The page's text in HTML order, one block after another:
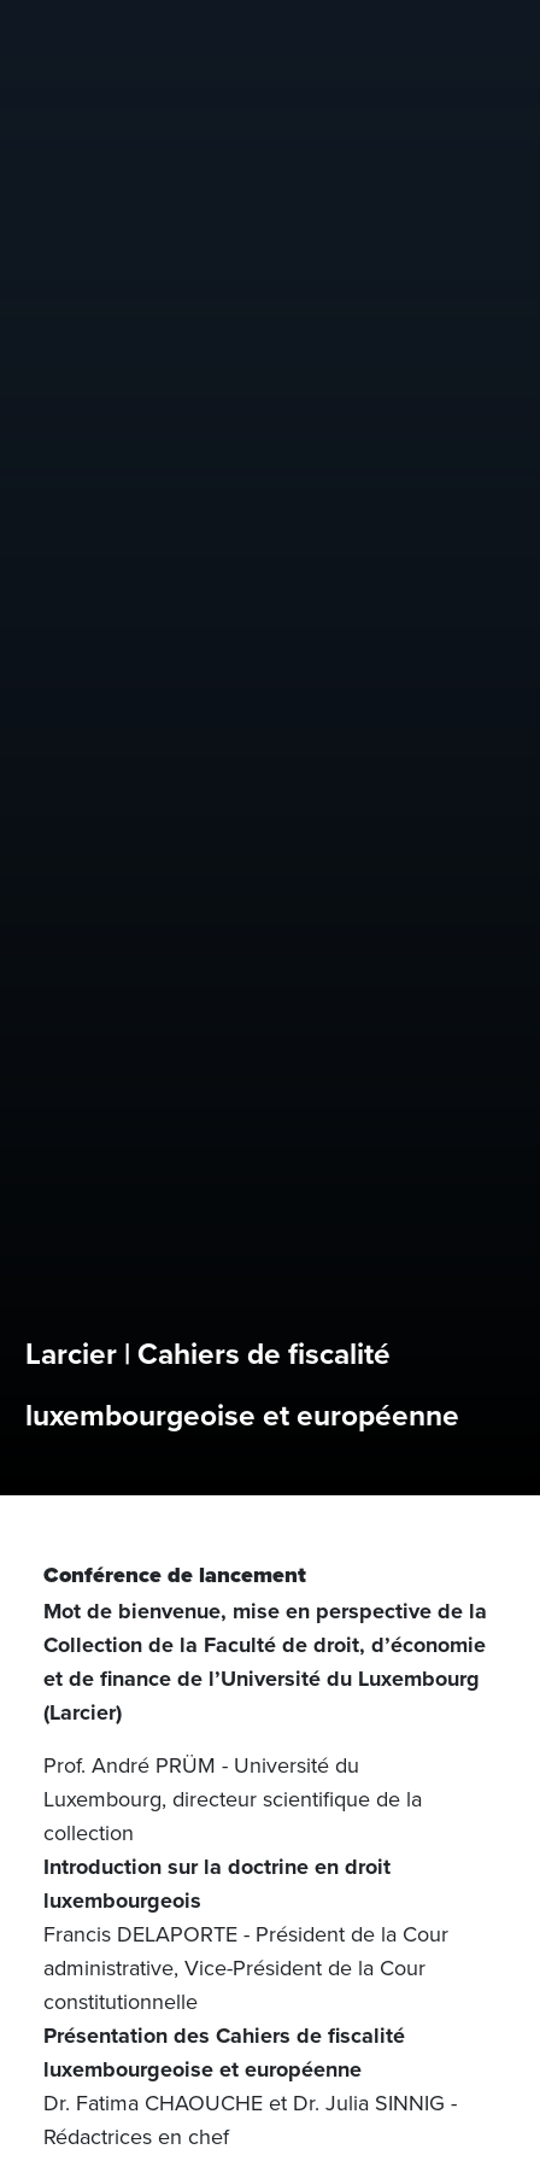
Larcier | Cahiers de fiscalité
luxembourgeoise et européenne
Conférence de lancement
Mot de bienvenue, mise en perspective de la
Collection de la Faculté de droit, d’économie
et de finance de l’Université du Luxembourg
(Larcier)
Prof. André PRÜM - Université du
Luxembourg, directeur scientifique de la
collection
Introduction sur la doctrine en droit
luxembourgeois
Francis DELAPORTE - Président de la Cour
administrative, Vice-Président de la Cour
constitutionnelle
Présentation des Cahiers de fiscalité
luxembourgeoise et européenne
Dr. Fatima CHAOUCHE et Dr. Julia SINNIG -
Rédactrices en chef